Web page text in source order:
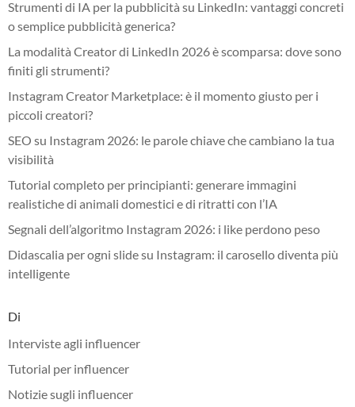
Strumenti di IA per la pubblicità su LinkedIn: vantaggi concreti
o semplice pubblicità generica?
La modalità Creator di LinkedIn 2026 è scomparsa: dove sono
finiti gli strumenti?
Instagram Creator Marketplace: è il momento giusto per i
piccoli creatori?
SEO su Instagram 2026: le parole chiave che cambiano la tua
visibilità
Tutorial completo per principianti: generare immagini
realistiche di animali domestici e di ritratti con l’IA
Segnali dell’algoritmo Instagram 2026: i like perdono peso
Didascalia per ogni slide su Instagram: il carosello diventa più
intelligente
Di
Interviste agli influencer
Tutorial per influencer
Notizie sugli influencer